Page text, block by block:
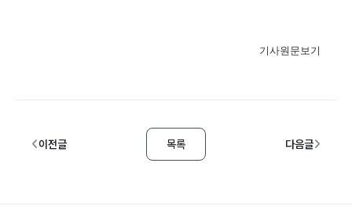
기사원문보기
이전글 목록 다음글